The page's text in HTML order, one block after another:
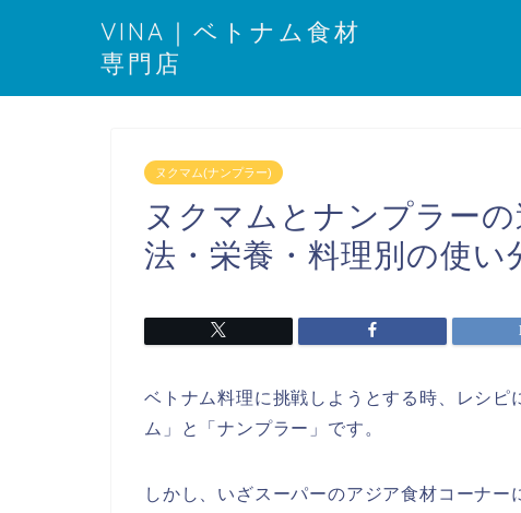
VINA｜ベトナム食材
専門店
ヌクマム(ナンプラー)
ヌクマムとナンプラー
法・栄養・料理別の使い
ベトナム料理に挑戦しようとする時、レシ
ム」と「ナンプラー」です。
しかし、いざスーパーのアジア食材コーナ